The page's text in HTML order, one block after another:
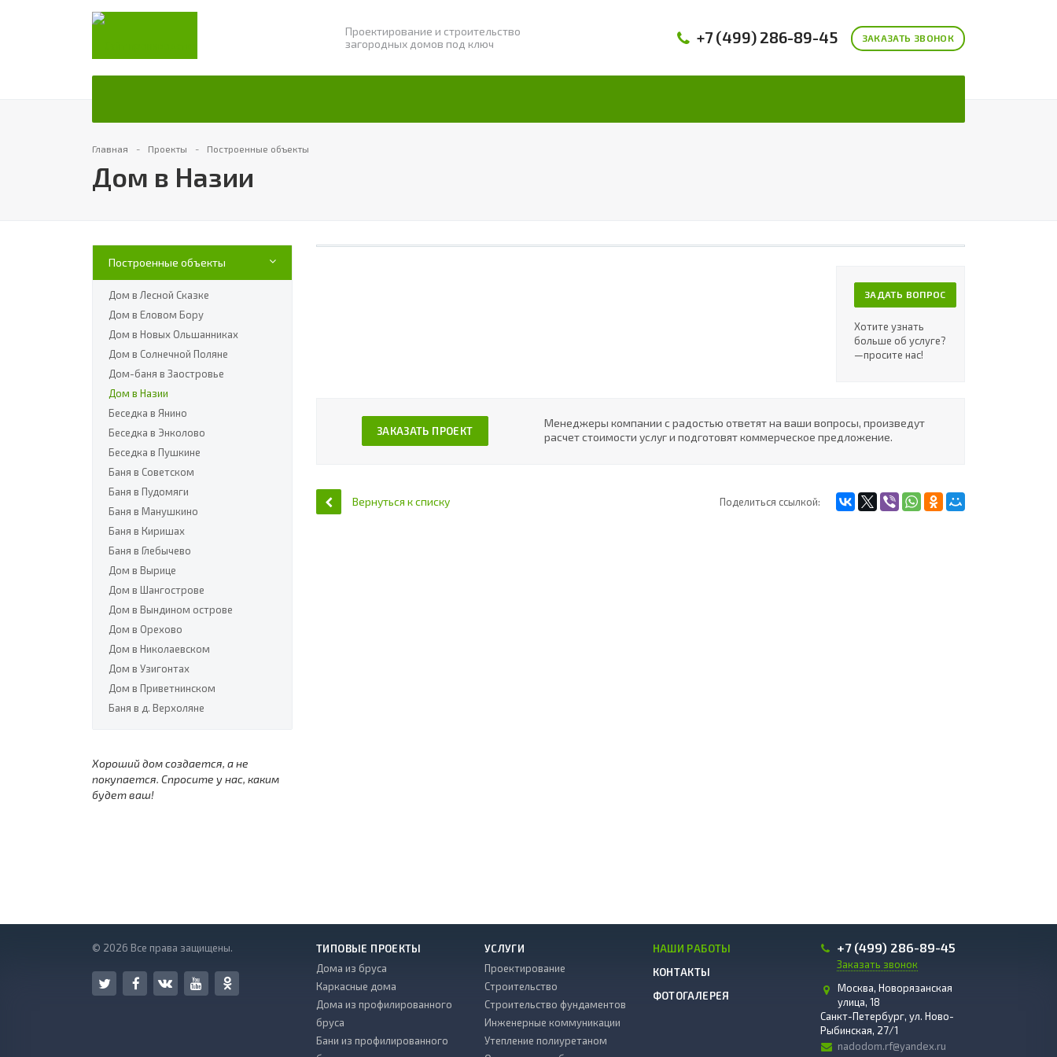
Проектирование и строительство
загородных домов под ключ
ЗАКАЗАТЬ ЗВОНОК
+7 (499) 286-89-45
Главная Проекты Построенные объекты
Дом в Назии
Построенные объекты
Дом в Лесной Сказке
Дом в Еловом Бору
Дом в Новых Ольшанниках
Дом в Солнечной Поляне
Дом-баня в Заостровье
Дом в Назии
Беседка в Янино
Беседка в Энколово
Беседка в Пушкине
Баня в Советском
Баня в Пудомяги
Баня в Манушкино
Баня в Киришах
Баня в Глебычево
Дом в Вырице
Дом в Шангострове
Дом в Вындином острове
Дом в Орехово
Дом в Николаевском
Дом в Узигонтах
Дом в Приветнинском
Баня в д. Верхоляне
Хороший дом создается, а не
покупается. Спросите у нас, каким
будет ваш!
ЗАДАТЬ ВОПРОС
Хотите узнать
больше об услуге?
—просите нас!
ЗАКАЗАТЬ ПРОЕКТ
Менеджеры компании с радостью ответят на ваши вопросы, произведут
расчет стоимости услуг и подготовят коммерческое предложение.
Поделиться ссылкой:
Вернуться к списку
© 2026 Все права защищены.
ТИПОВЫЕ ПРОЕКТЫ
Дома из бруса
Каркасные дома
Дома из профилированного
бруса
Бани из профилированного
УСЛУГИ
Проектирование
Строительство
Строительство фундаментов
Инженерные коммуникации
Утепление полиуретаном
НАШИ РАБОТЫ
КОНТАКТЫ
ФОТОГАЛЕРЕЯ
+7 (499) 286-89-45
Заказать звонок
Москва, Новорязанская
улица, 18
Санкт-Петербург, ул. Ново-
Рыбинская, 27/1
nadodom.rf@yandex.ru